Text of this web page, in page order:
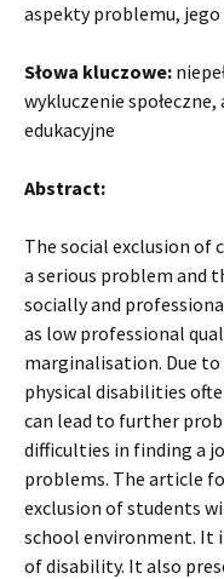
aspekty problemu,
Słowa kluczowe:
wykluczenie
edukacyjne
Abstract:
The social exclusion of
a serious problem and
socially and
as low professional
marginalisation. Due
physical disabilities
can lead to further
difficulties in finding a
problems. The article
exclusion of students
school environment. It
of disability. It also